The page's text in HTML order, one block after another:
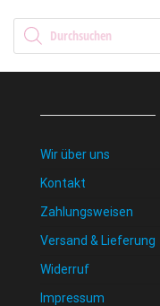
Products search
Wir über uns
Kontakt
Zahlungsweisen
Versand & Lieferung
Widerruf
Impressum